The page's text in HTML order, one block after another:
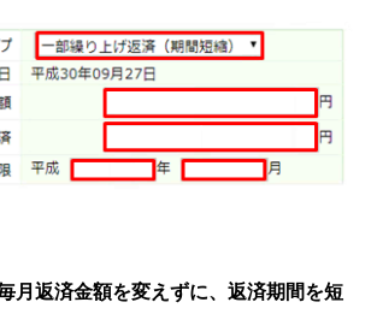
月返済金額を変えずに、返済期間を短